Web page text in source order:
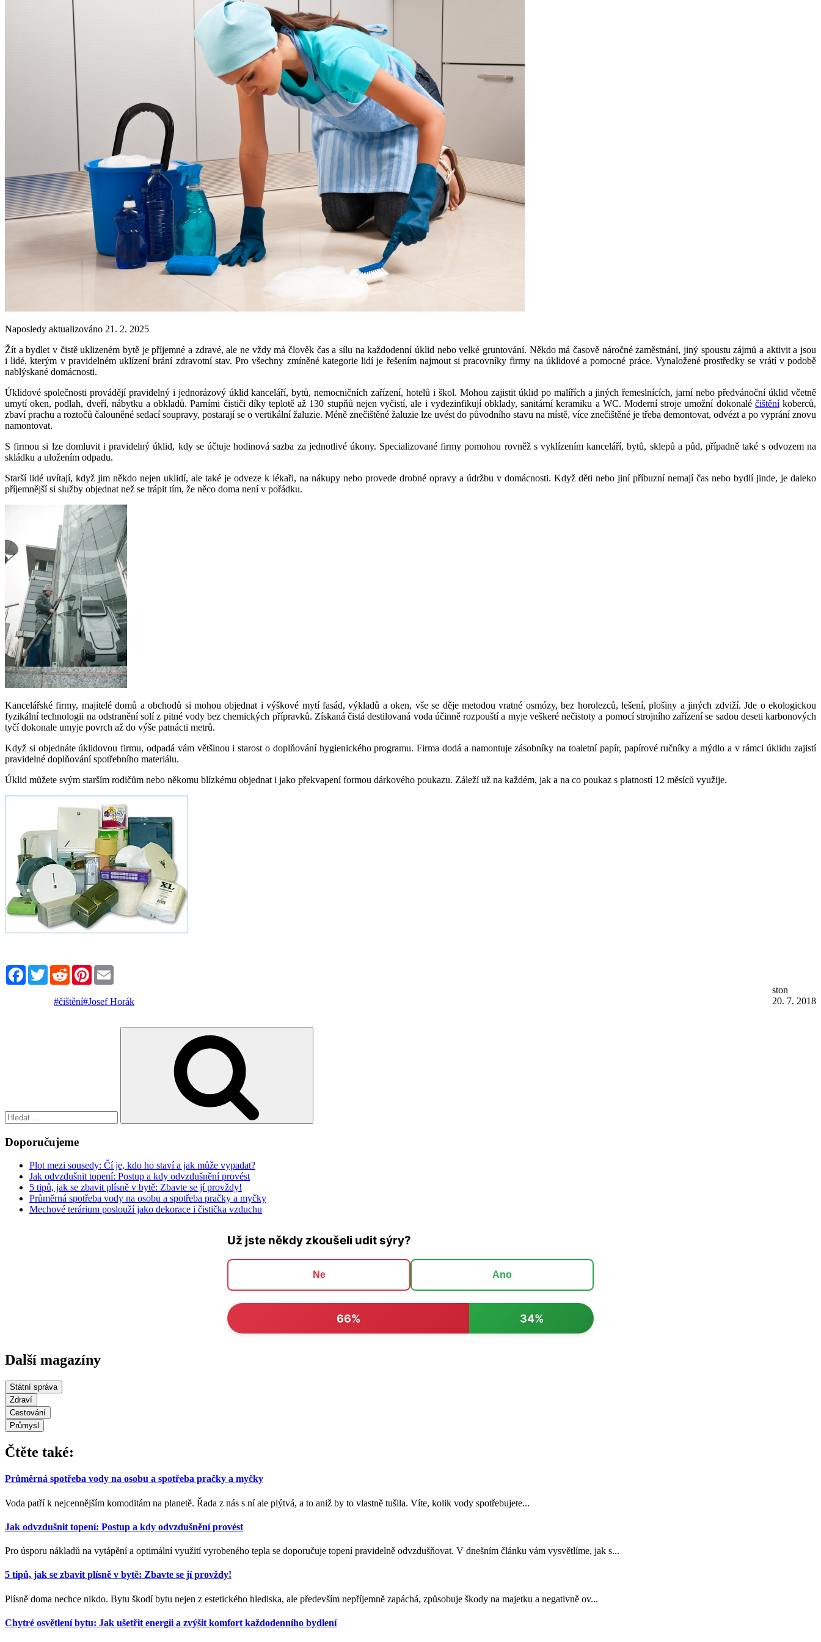
Naposledy aktualizováno 21. 2. 2025
Žít a bydlet v čistě uklizeném bytě je příjemné a zdravé, ale ne vždy má člověk čas a sílu na každodenní úklid nebo velké gruntování. Někdo má časově náročné zaměstnání, jiný spoustu zájmů a aktivit a jsou
i lidé, kterým v pravidelném uklízení brání zdravotní stav. Pro všechny zmíněné kategorie lidí je řešením najmout si pracovníky firmy na úklidové a pomocné práce. Vynaložené prostředky se vrátí v podobě
nablýskané domácnosti.
Úklidové společnosti provádějí pravidelný i jednorázový úklid kanceláří, bytů, nemocničních zařízení, hotelů i škol. Mohou zajistit úklid po malířích a jiných řemeslnících, jarní nebo předvánoční úklid včetně
umytí oken, podlah, dveří, nábytku a obkladů. Parními čističi díky teplotě až 130 stupňů nejen vyčistí, ale i vydezinfikují obklady, sanitární keramiku a WC. Moderní stroje umožní dokonalé čištěníkoberců,
zbaví prachu a roztočů čalouněné sedací soupravy, postarají se o vertikální žaluzie. Méně znečištěné žaluzie lze uvést do původního stavu na místě, více znečištěné je třeba demontovat, odvézt a po vyprání znovu
namontovat.
S firmou si lze domluvit i pravidelný úklid, kdy se účtuje hodinová sazba za jednotlivé úkony. Specializované firmy pomohou rovněž s vyklízením kanceláří, bytů, sklepů a půd, případně také s odvozem na
skládku a uložením odpadu.
Starší lidé uvítají, když jim někdo nejen uklidí, ale také je odveze k lékaři, na nákupy nebo provede drobné opravy a údržbu v domácnosti. Když děti nebo jiní příbuzní nemají čas nebo bydlí jinde, je daleko
příjemnější si služby objednat než se trápit tím, že něco doma není v pořádku.
Kancelářské firmy, majitelé domů a obchodů si mohou objednat i výškové mytí fasád, výkladů a oken, vše se děje metodou vratné osmózy, bez horolezců, lešení, plošiny a jiných zdviží. Jde o ekologickou
fyzikální technologii na odstranění solí z pitné vody bez chemických přípravků. Získaná čistá destilovaná voda účinně rozpouští a myje veškeré nečistoty a pomocí strojního zařízení se sadou deseti karbonových
tyčí dokonale umyje povrch až do výše patnácti metrů.
Když si objednáte úklidovou firmu, odpadá vám většinou i starost o doplňování hygienického programu. Firma dodá a namontuje zásobníky na toaletní papír, papírové ručníky a mýdlo a v rámci úklidu zajistí
pravidelné doplňování spotřebního materiálu.
Úklid můžete svým starším rodičům nebo někomu blízkému objednat i jako překvapení formou dárkového poukazu. Záleží už na každém, jak a na co poukaz s platností 12 měsíců využije.
FacebookTwitterRedditPinterest
ston
20. 7. 2018
#čištění#Josef Horák
Doporučujeme
Plot mezi sousedy: Čí je, kdo ho staví a jak může vypadat?
Jak odvzdušnit topení: Postup a kdy odvzdušnění provést
5 tipů, jak se zbavit plísně v bytě: Zbavte se jí provždy!
Průměrná spotřeba vody na osobu a spotřeba pračky a myčky
Mechové terárium poslouží jako dekorace i čistička vzduchu
Už jste někdy zkoušeli udit sýry?
Ne Ano
66% 34%
Další magazíny
Státní správa
Zdraví
Cestování
Průmysl
Čtěte také:
Průměrná spotřeba vody na osobu a spotřeba pračky a myčky
Voda patří k nejcennějším komoditám na planetě. Řada z nás s ní ale plýtvá, a to aniž by to vlastně tušila. Víte, kolik vody spotřebujete...
Jak odvzdušnit topení: Postup a kdy odvzdušnění provést
Pro úsporu nákladů na vytápění a optimální využití vyrobeného tepla se doporučuje topení pravidelně odvzdušňovat. V dnešním článku vám vysvětlíme, jak s...
5 tipů, jak se zbavit plísně v bytě: Zbavte se jí provždy!
Plísně doma nechce nikdo. Bytu škodí bytu nejen z estetického hlediska, ale především nepříjemně zapáchá, způsobuje škody na majetku a negativně ov...
Chytré osvětlení bytu: Jak ušetřit energii a zvýšit komfort každodenního bydlení